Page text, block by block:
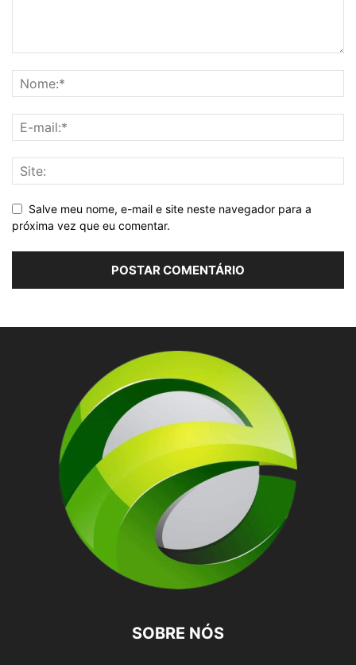
Salve meu nome, e-mail e site neste navegador para a
próxima vez que eu comentar.
SOBRE NÓS